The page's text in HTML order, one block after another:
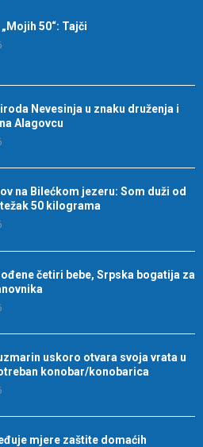
50“: Tajči
Nevesinja u znaku druženja i
Alagovcu
na Bilećkom jezeru: Som duži od
50 kilograma
četiri bebe, Srpska bogatija za
uskoro otvara svoja vrata u
konobar/konobarica
mjere zaštite domaćih